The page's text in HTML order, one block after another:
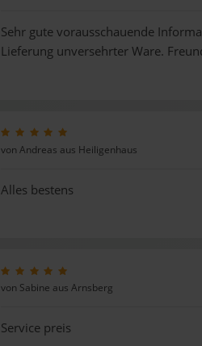
Sehr gute vorausschauende
Lieferung unversehrter Ware.
von Andreas aus Heiligenhaus
Alles bestens
von Sabine aus Arnsberg
Service preis